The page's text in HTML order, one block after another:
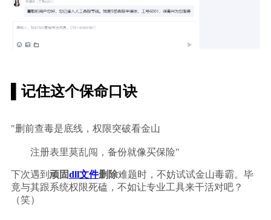
▌记住这个保命口诀
"删前查毒是底线，权限突破看金山
注册表里莫乱闯，备份就像买保险"
下次遇到 顽固dll文件删除难题时，不妨试试金山毒霸。毕
竟与其跟系统权限死磕，不如让专业工具来干活对吧？
（笑）